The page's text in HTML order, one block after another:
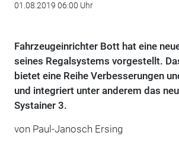
01.08.2019 06:00 Uhr
Fahrzeugeinrichter Bott hat eine
seines Regalsystems vorgestellt.
bietet eine Reihe Verbesserungen
und integriert unter anderem das
Systainer 3.
von Paul-Janosch Ersing